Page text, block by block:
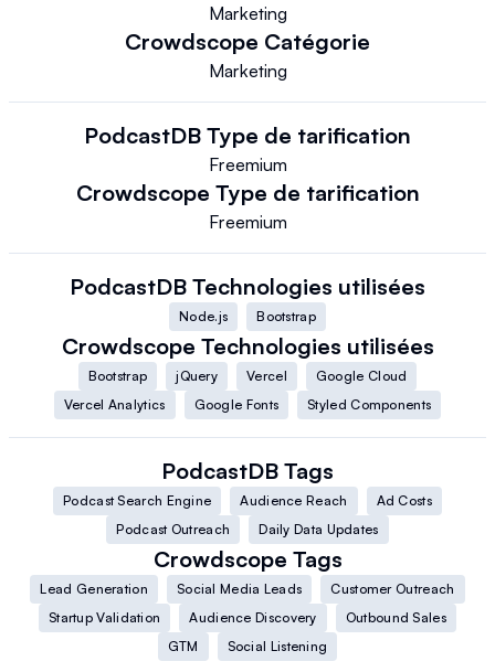
Marketing
Crowdscope Catégorie
Marketing
PodcastDB Type de tarification
Freemium
Crowdscope Type de tarification
Freemium
PodcastDB Technologies utilisées
Node.js Bootstrap
Crowdscope Technologies utilisées
Bootstrap jQuery Vercel
Google Cloud
Vercel Analytics
Google Fonts Styled Components
PodcastDB Tags
Podcast Search Engine Audience Reach
Ad Costs
Podcast Outreach
Daily Data Updates
Crowdscope Tags
Lead Generation Social Media Leads
Customer Outreach
Startup Validation
Audience Discovery
Outbound Sales
GTM
Social Listening